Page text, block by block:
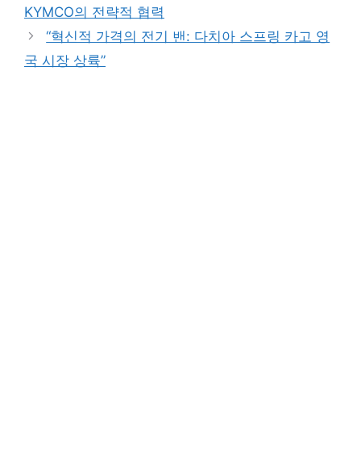
KYMCO의 전략적 협력
“혁신적 가격의 전기 밴: 다치아 스프링 카고 영
국 시장 상륙”